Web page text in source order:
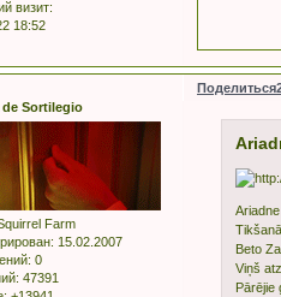
визит:
18:52
Поделиться
de Sortilegio
Farm
: 15.02.2007
0
47391
Beto
Viņš
Pārējie